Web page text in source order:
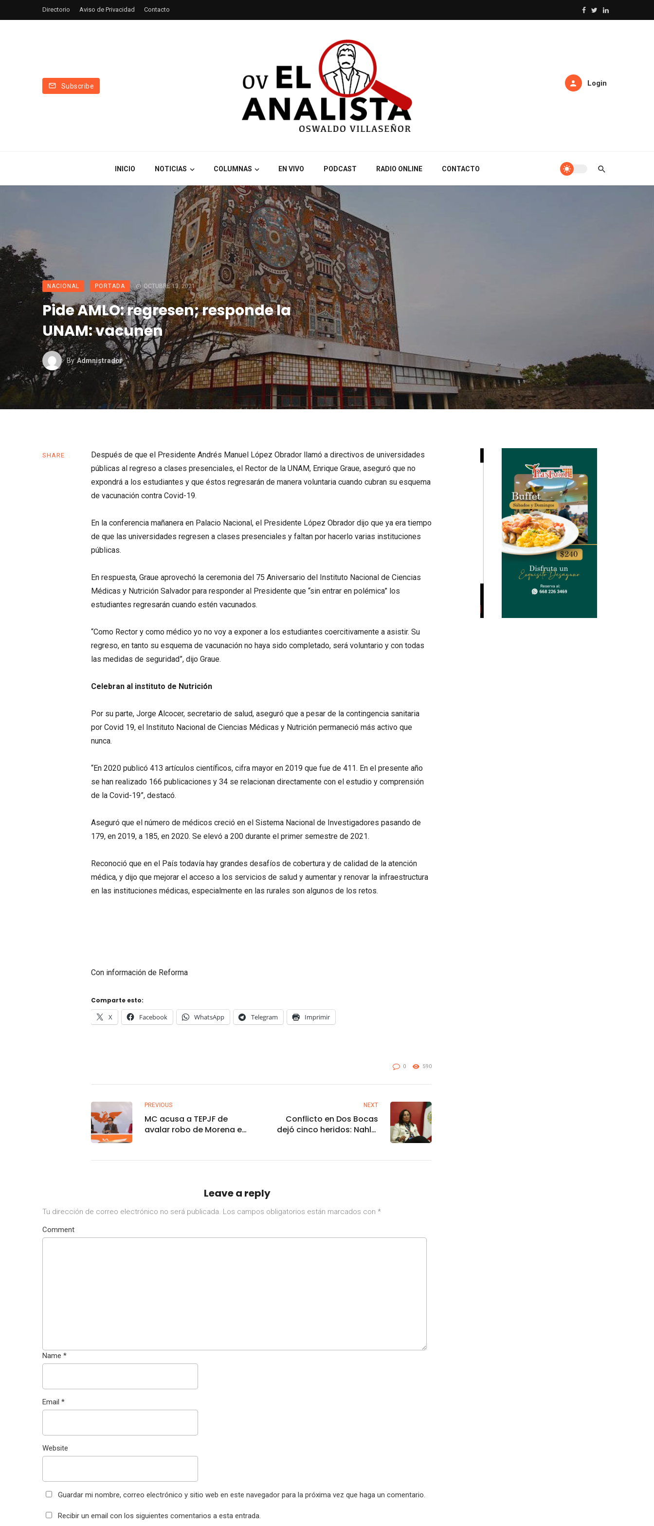
Directorio Aviso de Privacidad Contacto
Subscribe Login
INICIO NOTICIAS COLUMNAS EN VIVO PODCAST RADIO ONLINE CONTACTO
NACIONAL PORTADA OCTUBRE 13, 2021
Pide AMLO: regresen; responde la
UNAM: vacunen
By Admnistrador
SHARE
Después de que el Presidente Andrés Manuel López Obrador llamó a directivos de universidades
públicas al regreso a clases presenciales, el Rector de la UNAM, Enrique Graue, aseguró que no
expondrá a los estudiantes y que éstos regresarán de manera voluntaria cuando cubran su esquema
de vacunación contra Covid-19.
En la conferencia mañanera en Palacio Nacional, el Presidente López Obrador dijo que ya era tiempo
de que las universidades regresen a clases presenciales y faltan por hacerlo varias instituciones
públicas.
En respuesta, Graue aprovechó la ceremonia del 75 Aniversario del Instituto Nacional de Ciencias
Médicas y Nutrición Salvador para responder al Presidente que “sin entrar en polémica” los
estudiantes regresarán cuando estén vacunados.
“Como Rector y como médico yo no voy a exponer a los estudiantes coercitivamente a asistir. Su
regreso, en tanto su esquema de vacunación no haya sido completado, será voluntario y con todas
las medidas de seguridad”, dijo Graue.
Celebran al instituto de Nutrición
Por su parte, Jorge Alcocer, secretario de salud, aseguró que a pesar de la contingencia sanitaria
por Covid 19, el Instituto Nacional de Ciencias Médicas y Nutrición permaneció más activo que
nunca.
“En 2020 publicó 413 artículos científicos, cifra mayor en 2019 que fue de 411. En el presente año
se han realizado 166 publicaciones y 34 se relacionan directamente con el estudio y comprensión
de la Covid-19”, destacó.
Aseguró que el número de médicos creció en el Sistema Nacional de Investigadores pasando de
179, en 2019, a 185, en 2020. Se elevó a 200 durante el primer semestre de 2021.
Reconoció que en el País todavía hay grandes desafíos de cobertura y de calidad de la atención
médica, y dijo que mejorar el acceso a los servicios de salud y aumentar y renovar la infraestructura
en las instituciones médicas, especialmente en las rurales son algunos de los retos.
Con información de Reforma
Comparte esto:
X Facebook WhatsApp Telegram Imprimir
0 590
PREVIOUS
MC acusa a TEPJF de
avalar robo de Morena en
NEXT
Conflicto en Dos Bocas
dejó cinco heridos: Nahle;
Leave a reply
Tu dirección de correo electrónico no será publicada. Los campos obligatorios están marcados con *
Comment
Name *
Email *
Website
Guardar mi nombre, correo electrónico y sitio web en este navegador para la próxima vez que haga un comentario.
Recibir un email con los siguientes comentarios a esta entrada.